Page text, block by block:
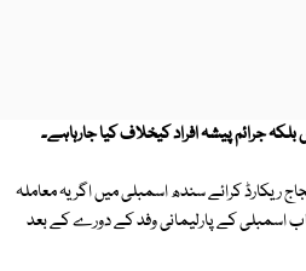
جرائم پیشہ افراد کیخلاف کیا جارہاہے۔
ریکارڈ کرائے سندھ اسمبلی میں اگر یہ معاملہ
اسمبلی کے پارلیمانی وفد کے دورے کے بعد